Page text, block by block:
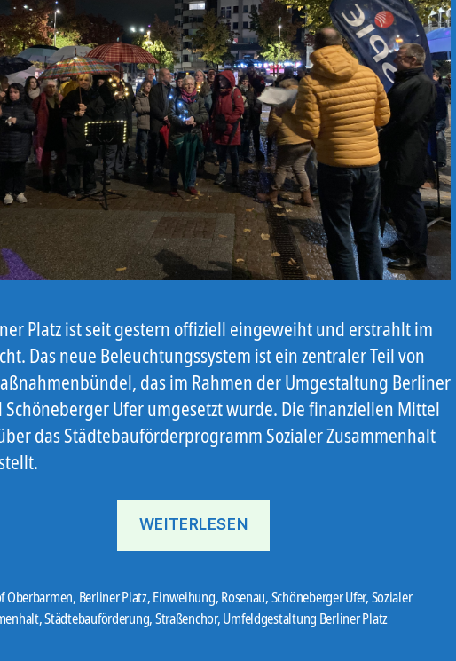
Platz ist seit gestern offiziell eingeweiht und erstrahlt im
Das neue Beleuchtungssystem ist ein zentraler Teil von
das im Rahmen der Umgestaltung Berliner
Schöneberger Ufer umgesetzt wurde. Die finanziellen Mittel
das Städtebauförderprogramm Sozialer Zusammenhalt
WEITERLESEN
Oberbarmen, Berliner Platz,Einweihung,Rosenau,Schöneberger Ufer,Sozialer
,Städtebauförderung,Straßenchor,Umfeldgestaltung Berliner Platz